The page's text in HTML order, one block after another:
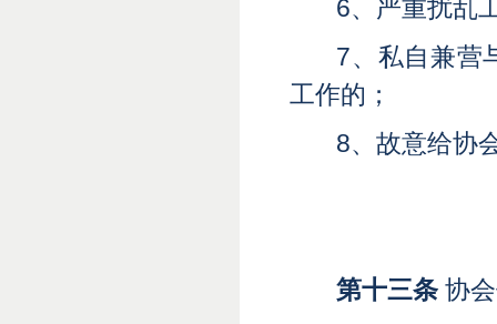
6、严重扰乱
7、私自兼营
工作的 ；
8、故意给协
第十三条 协